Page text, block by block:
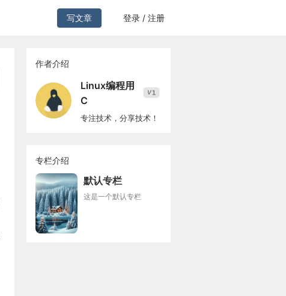
写文章 登录 / 注册
作者介绍
Linux编程用
C
V1
专注技术，分享技术！
专栏介绍
默认专栏
这是一个默认专栏